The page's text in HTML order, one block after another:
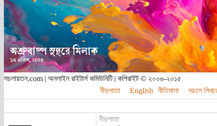
সচলায়তন.com | অনলাইন রাইটার্স কমিউনিটি | কপিরাইট © ২০০৬-২০১৫
নীড়পাতা
English নীতিমালা সচলে
নীড়পাতা